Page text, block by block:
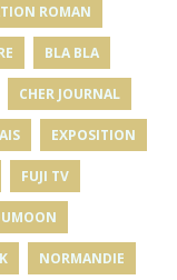
ROMAN
BLA BLA
CHER JOURNAL
EXPOSITION
FUJI TV
NORMANDIE